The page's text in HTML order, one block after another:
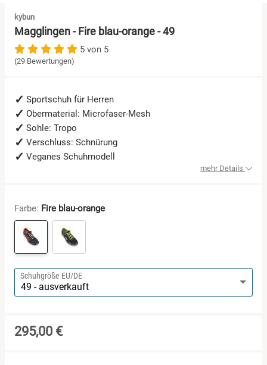
kybun
Magglingen - Fire blau-orange - 49
5 von 5
(29 Bewertungen)
Sportschuh für Herren
Obermaterial: Microfaser-Mesh
Sohle: Tropo
Verschluss: Schnürung
Veganes Schuhmodell
mehr Details
Farbe: Fire blau-orange
Schuhgröße EU/DE
295,00 €
Schuhe mit Klettverschluss
Sneaker
Wanderschuhe